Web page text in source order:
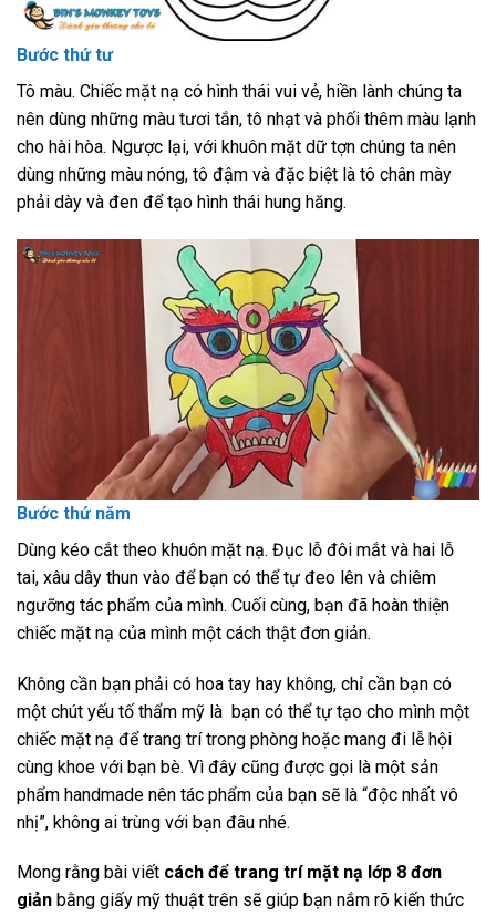
Bước thứ tư
Tô màu. Chiếc mặt nạ có hình thái vui vẻ, hiền lành chúng ta
nên dùng những màu tươi tắn, tô nhạt và phối thêm màu lạnh
cho hài hòa. Ngược lại, với khuôn mặt dữ tợn chúng ta nên
dùng những màu nóng, tô đậm và đặc biệt là tô chân mày
phải dày và đen để tạo hình thái hung hăng.
Bước thứ năm
Dùng kéo cắt theo khuôn mặt nạ. Đục lỗ đôi mắt và hai lỗ
tai, xâu dây thun vào để bạn có thể tự đeo lên và chiêm
ngưỡng tác phẩm của mình. Cuối cùng, bạn đã hoàn thiện
chiếc mặt nạ của mình một cách thật đơn giản.
Không cần bạn phải có hoa tay hay không, chỉ cần bạn có
một chút yếu tố thẩm mỹ là bạn có thể tự tạo cho mình một
chiếc mặt nạ để trang trí trong phòng hoặc mang đi lễ hội
cùng khoe với bạn bè. Vì đây cũng được gọi là một sản
phẩm handmade nên tác phẩm của bạn sẽ là “độc nhất vô
nhị”, không ai trùng với bạn đâu nhé.
Mong rằng bài viết cách để trang trí mặt nạ lớp 8 đơn
giản bằng giấy mỹ thuật trên sẽ giúp bạn nắm rõ kiến thức